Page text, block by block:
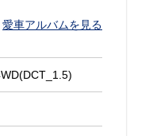
愛車アルバムを見る